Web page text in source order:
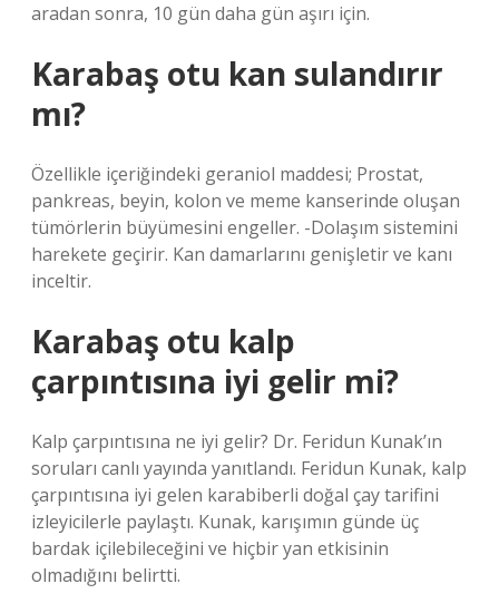
aradan sonra, 10 gün daha gün aşırı için.
Karabaş otu kan sulandırır
mı?
Özellikle içeriğindeki geraniol maddesi; Prostat,
pankreas, beyin, kolon ve meme kanserinde oluşan
tümörlerin büyümesini engeller. -Dolaşım sistemini
harekete geçirir. Kan damarlarını genişletir ve kanı
inceltir.
Karabaş otu kalp
çarpıntısına iyi gelir mi?
Kalp çarpıntısına ne iyi gelir? Dr. Feridun Kunak’ın
soruları canlı yayında yanıtlandı. Feridun Kunak, kalp
çarpıntısına iyi gelen karabiberli doğal çay tarifini
izleyicilerle paylaştı. Kunak, karışımın günde üç
bardak içilebileceğini ve hiçbir yan etkisinin
olmadığını belirtti.